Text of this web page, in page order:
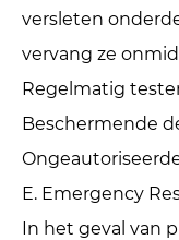
versleten
vervang ze
Regelmatig
Beschermende
E. Emergency
In het geval van